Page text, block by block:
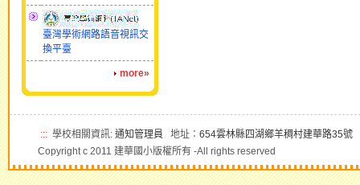
臺灣學術網路語音視訊交
換平臺
more»
::: 學校相關資訊: 通知管理員 地址： 654雲林縣四湖鄉羊稠村建華路35號
Copyright c 2011 建華國小版權所有 -All rights reserved